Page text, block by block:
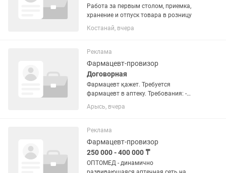
Работа за первым столом, приемка,
хранение и отпуск товара в розницу
Костанай, вчера
Реклама
Фармацевт-провизор
Договорная
Фармацевт қажет. Требуется
фармацевт в аптеку. Требования: -
Высшее, средне - специальное,
незаконченное фармацевтическое/
поставленная речь; - Умение работать
с...
Арысь, вчера
Реклама
Фармацевт-провизор
250 000 - 400 000 ₸
ОПТОМЕД - динамично